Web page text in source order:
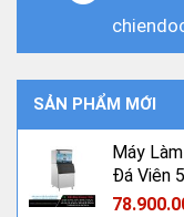
SẢN PHẨM MỚI
Máy
Đá Viên